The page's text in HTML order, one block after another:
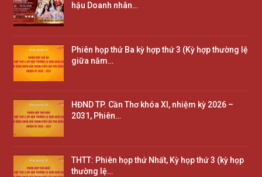
hậu Doanh nhân…
Phiên họp thứ Ba kỳ hợp thứ 3 (Kỳ hợp thường lệ
giữa năm…
HĐND TP. Cần Thơ khóa XI, nhiệm kỳ 2026 –
2031, Phiên…
THTT: Phiên họp thứ Nhất, Kỳ họp thứ 3 (kỳ họp
thường lệ…